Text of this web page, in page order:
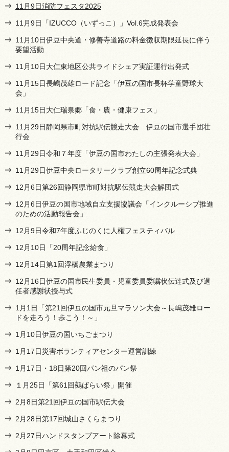
11月9日消防フェスタ2025
11月9日「IZUCCO（いずっこ）」Vol.6完成発表会
11月10日伊豆中央道・修善寺道路の料金徴収期限延長に伴う
要望活動
11月10日大仁東地区公共ライドシェア実証運行出発式
11月15日長嶋茂雄ロード記念「伊豆の国市長杯学童野球大
会」
11月15日大仁瑞泉郷「食・農・健康フェス」
11月29日静岡県市町対抗駅伝競走大会 伊豆の国市選手団壮
行会
11月29日令和７年度「伊豆の国市わたしの主張発表大会」
11月29日伊豆中央ロータリークラブ創立60周年記念式典
12月6日第26回静岡県市町対抗駅伝競走大会解団式
12月6日伊豆の国市地域自立支援協議会「インクルーシブ推進
のための活動報告会」
12月9日令和7年度ふじのくに人権フェスティバル
12月10日「20周年記念給食」
12月14日第1回浮橋農業まつり
12月16日伊豆の国市民生委員・児童委員委嘱状伝達式及び退
任者感謝状授与式
1月1日「第21回伊豆の国市元旦マラソン大会～長嶋茂雄ロー
ドを走ろう！歩こう！～」
1月10日伊豆の国いちごまつり
1月17日災害ボランティアセンター運営訓練
1月17日・18日第20回パン祖のパン祭
１月25日「第61回鵺ばらい祭」開催
2月8日第21回伊豆の国市駅伝大会
2月28日第17回城山さくらまつり
2月27日ハンドスタンプアート除幕式